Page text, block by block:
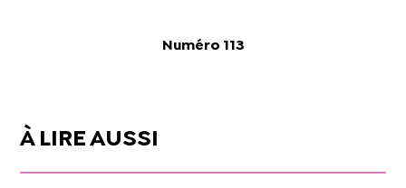
Numéro 113
À LIRE AUSSI